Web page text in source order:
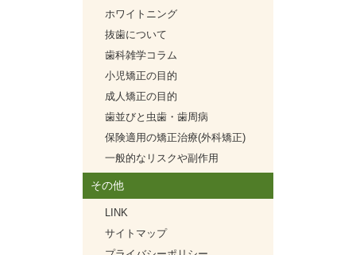
ホワイトニング
抜歯について
歯科雑学コラム
小児矯正の目的
成人矯正の目的
歯並びと虫歯・歯周病
保険適用の矯正治療(外科矯正)
一般的なリスクや副作用
その他
LINK
サイトマップ